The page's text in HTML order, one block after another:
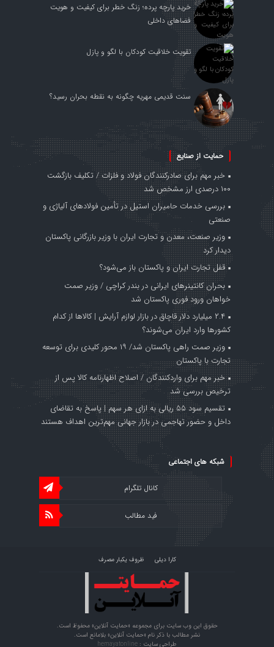
خرید پارچه پرده؛ زنگ خطر برای کیفیت و هویت
فضاهای داخلی
تقویت خلاقیت کودکان با لگو و پازل
سنت قدیمی مهریه چگونه به نقطه بحران رسید؟
حمایت از صنایع
خبر مهم برای صادرکنندگان فولاد و فلزات / تکلیف بازگشت
۱۰۰ درصدی ارز مشخص شد
بررسی خدمات حامیران استیل در تأمین فولادهای آلیاژی و
صنعتی
وزیر صنعت، معدن و تجارت ایران با وزیر بازرگانی پاکستان
دیدار کرد
قفل تجارت ایران و پاکستان باز می‌شود؟
بحران کانتینر‌های ایرانی در بندر کراچی / وزیر صمت
خواهان ورود فوری پاکستان شد
۲.۴ میلیارد دلار قاچاق در بازار لوازم آرایش | کالاها از کدام
کشورها وارد ایران می‌شوند؟
وزیر صمت راهی پاکستان شد/ ۱۹ محور کلیدی برای توسعه
تجارت با پاکستان
خبر مهم برای واردکنندگان / اصلاح اظهارنامه کالا پس از
ترخیص بررسی شد
تقسیم سود ۵۵ ریالی به ازای هر سهم | پاسخ به تقاضای
داخل و حضور تهاجمی در بازار جهانی مهم‌ترین اهداف هستند
شبکه های اجتماعی
کانال تلگرام
فید مطالب
کارا دیلی ظروف یکبار مصرف
حقوق این وب سایت برای مجموعه «حمایت‌ آنلاین» محفوظ است.
نشر مطالب با ذکر نام «حمایت‌ آنلاین» بلامانع است.
طراحی سایت :